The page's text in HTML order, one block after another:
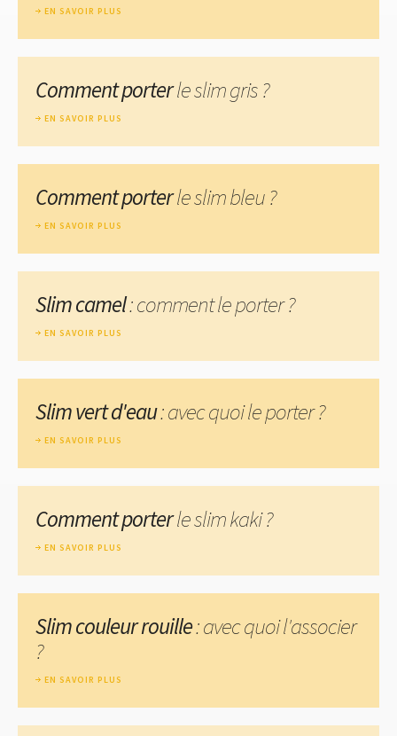
EN SAVOIR PLUS
Comment porterle slim gris ?
EN SAVOIR PLUS
Comment porterle slim bleu ?
EN SAVOIR PLUS
Slim camel: comment le porter ?
EN SAVOIR PLUS
Slim vert d'eau: avec quoi le porter ?
EN SAVOIR PLUS
Comment porterle slim kaki ?
EN SAVOIR PLUS
Slim couleur rouille: avec quoi l'associer
?
EN SAVOIR PLUS